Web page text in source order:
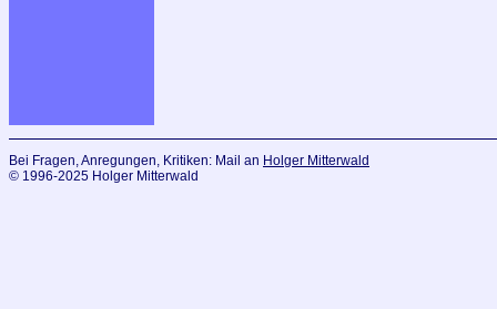
Bei Fragen, Anregungen, Kritiken: Mail an Holger Mitterwald
© 1996-2025 Holger Mitterwald